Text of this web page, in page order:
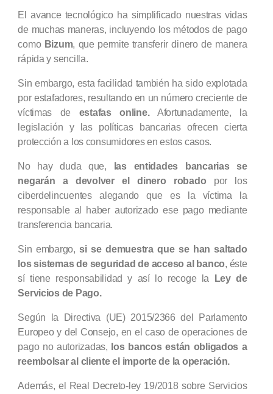
El avance tecnológico ha simplificado nuestras vidas
de muchas maneras, incluyendo los métodos de pago
como Bizum, que permite transferir dinero de manera
rápida y sencilla.
Sin embargo, esta facilidad también ha sido explotada
por estafadores, resultando en un número creciente de
víctimas de estafas online.Afortunadamente, la
legislación y las políticas bancarias ofrecen cierta
protección a los consumidores en estos casos.
No hay duda que,
las entidades bancarias se
negarán a devolver el dinero robado por los
ciberdelincuentes alegando que es la víctima la
responsable al haber autorizado ese pago mediante
transferencia bancaria.
Sin embargo,si se demuestra que se han saltado
los sistemas de seguridad de acceso al banco, éste
sí tiene responsabilidad y así lo recoge la
Ley de
Servicios de Pago.
Según la Directiva (UE) 2015/2366 del Parlamento
Europeo y del Consejo, en el caso de operaciones de
pago no autorizadas, los bancos están obligados a
reembolsar al cliente el importe de la operación.
Además, el Real Decreto-ley 19/2018 sobre Servicios